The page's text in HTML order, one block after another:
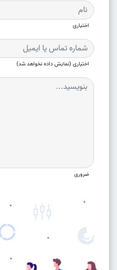
اختیاری
اختیاری (نمایش داده نخواهد شد)
ضروری